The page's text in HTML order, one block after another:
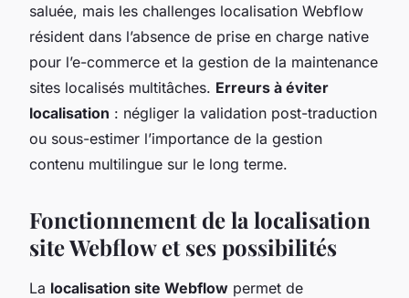
saluée, mais les challenges localisation Webflow
résident dans l’absence de prise en charge native
pour l’e-commerce et la gestion de la maintenance
sites localisés multitâches. Erreurs à éviter
localisation : négliger la validation post-traduction
ou sous-estimer l’importance de la gestion
contenu multilingue sur le long terme.
Fonctionnement de la localisation
site Webflow et ses possibilités
La localisation site Webflow permet de